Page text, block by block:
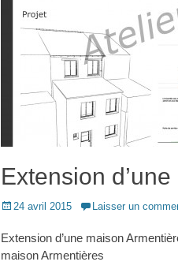
Extension
Posted
24 avril 2015 Laisser un
Extension d’une maison
maison Armentières